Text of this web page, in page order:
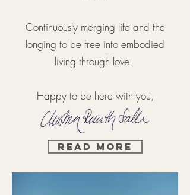
Continuously merging life and the
longing to be free into embodied
living through love.
Happy to be here with you,
Read More